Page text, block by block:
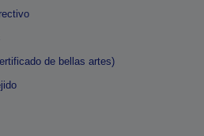
de bellas artes)